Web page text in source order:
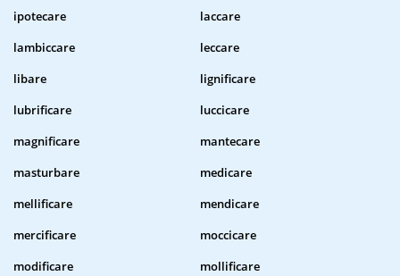
ipotecare
laccare
lambiccare
leccare
libare
lignificare
lubrificare
luccicare
magnificare
mantecare
masturbare
medicare
mellificare
mendicare
mercificare
moccicare
modificare
mollificare